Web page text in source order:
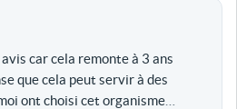
car cela remonte à 3 ans
que cela peut servir à des
ont choisi cet organisme…